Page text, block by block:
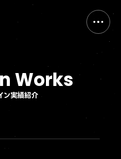
ン実績紹介
Works